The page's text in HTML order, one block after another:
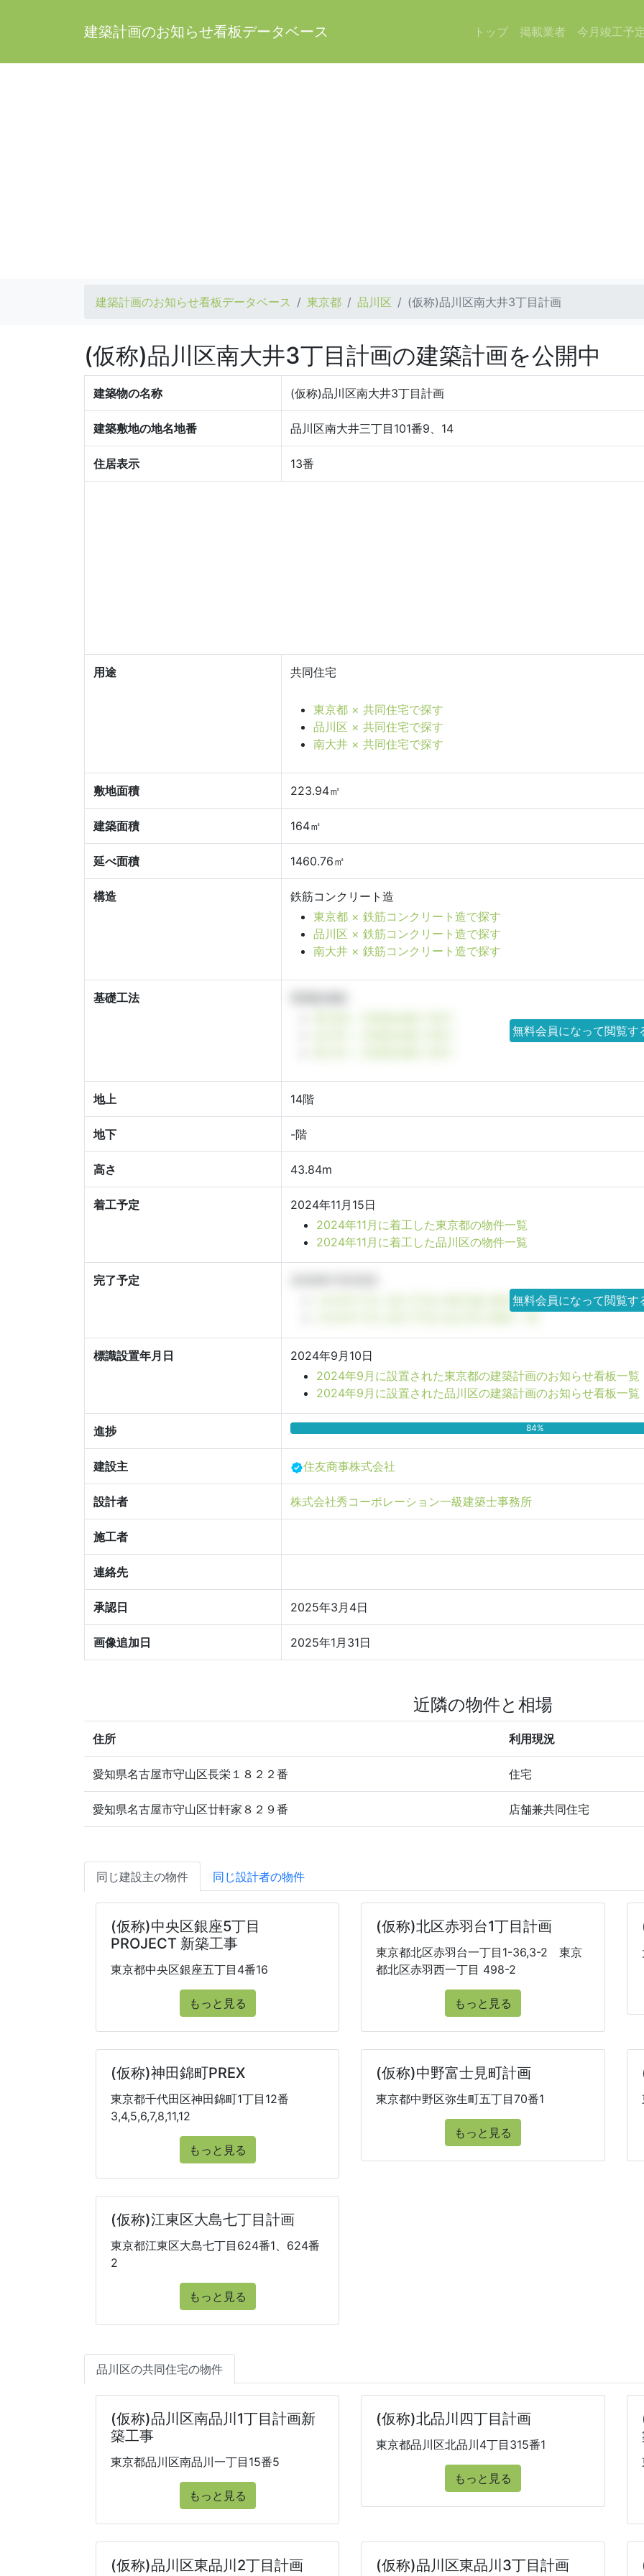
建築計画のお知らせ看板データベース トップ 掲載業者 今月竣工予
建築計画のお知らせ看板データベース 東京都 品川区 (仮称)品川区南大井3丁目計画
(仮称)品川区南大井3丁目計画の建築計画を公開中
建築物の名称 (仮称)品川区南大井3丁目計画
建築敷地の地名地番 品川区南大井三丁目101番9、14
住居表示 13番
用途 共同住宅
東京都 × 共同住宅で探す
品川区 × 共同住宅で探す
南大井 × 共同住宅で探す
敷地面積 223.94㎡
建築面積 164㎡
延べ面積 1460.76㎡
構造
鉄筋コンクリート造
東京都 × 鉄筋コンクリート造で探す
品川区 × 鉄筋コンクリート造で探す
南大井 × 鉄筋コンクリート造で探す
基礎工法
無料会員になって閲覧す
地上 14階
地下 -階
高さ 43.84m
着工予定
2024年11月15日
2024年11月に着工した東京都の物件一覧
2024年11月に着工した品川区の物件一覧
完了予定
2026年11月に竣工予定の東京都の物件一覧無料会員になって閲覧す
標識設置年月日
2024年9月10日
2024年9月に設置された東京都の建築計画のお知らせ看板一覧
2024年9月に設置された品川区の建築計画のお知らせ看板一覧
進捗 84%
建設主 住友商事株式会社
設計者 株式会社秀コーポレーション一級建築士事務所
施工者
連絡先
承認日 2025年3月4日
画像追加日 2025年1月31日
近隣の物件と相場
住所 利用現況
愛知県名古屋市守山区長栄１８２２番 住宅
愛知県名古屋市守山区廿軒家８２９番 店舗兼共同住宅
同じ建設主の物件 同じ設計者の物件
(仮称)中央区銀座5丁目
PROJECT 新築工事
東京都中央区銀座五丁目4番16
もっと見る
(仮称)北区赤羽台1丁目計画
東京都北区赤羽台一丁目1-36,3-2 東京
都北区赤羽西一丁目 498-2
もっと見る
(仮称)神田錦町PREX
東京都千代田区神田錦町1丁目12番
3,4,5,6,7,8,11,12
もっと見る
(仮称)中野富士見町計画
東京都中野区弥生町五丁目70番1
もっと見る
(仮称)江東区大島七丁目計画
東京都江東区大島七丁目624番1、624番
2
もっと見る
品川区の共同住宅の物件
(仮称)品川区南品川1丁目計画新
築工事
東京都品川区南品川一丁目15番5
もっと見る
(仮称)北品川四丁目計画
東京都品川区北品川4丁目315番1
もっと見る
(仮称)品川区東品川2丁目計画 (仮称)品川区東品川3丁目計画